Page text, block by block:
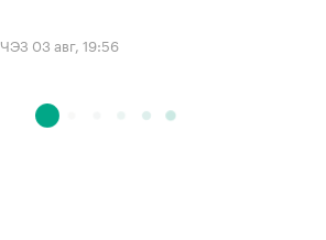
ЧЭЗ 03 авг, 19:56